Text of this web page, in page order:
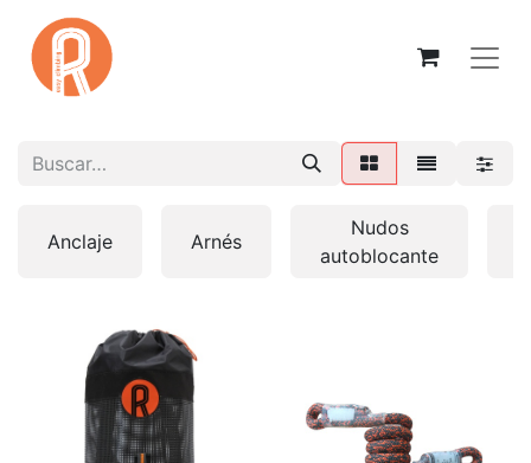
Anclaje Arnés
Nudos
autoblocante